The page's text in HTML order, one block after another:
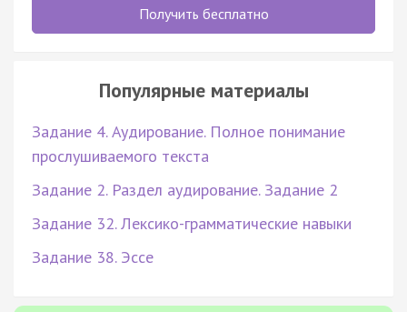
Получить бесплатно
Популярные материалы
Задание 4. Аудирование. Полное понимание
прослушиваемого текста
Задание 2. Раздел аудирование. Задание 2
Задание 32. Лексико-грамматические навыки
Задание 38. Эссе